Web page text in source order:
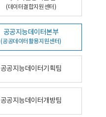
(데이터결합지원센터)
공공지능데이터본부
(공공데이터활용지원센터)
공공지능데이터기획팀
공공지능데이터개방팀